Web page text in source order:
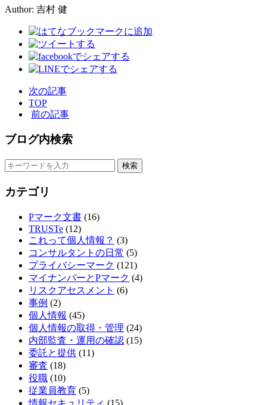
Author: 吉村 健
次の記事
TOP
前の記事
ブログ内検索
カテゴリ
Pマーク文書 (16)
TRUSTe (12)
これって個人情報？ (3)
コンサルタントの日常 (5)
プライバシーマーク (121)
マイナンバーとPマーク (4)
リスクアセスメント (6)
事例 (2)
個人情報 (45)
個人情報の取得・管理 (24)
内部監査・運用の確認 (15)
委託と提供 (11)
審査 (18)
役職 (10)
従業員教育 (5)
情報セキュリティ (15)